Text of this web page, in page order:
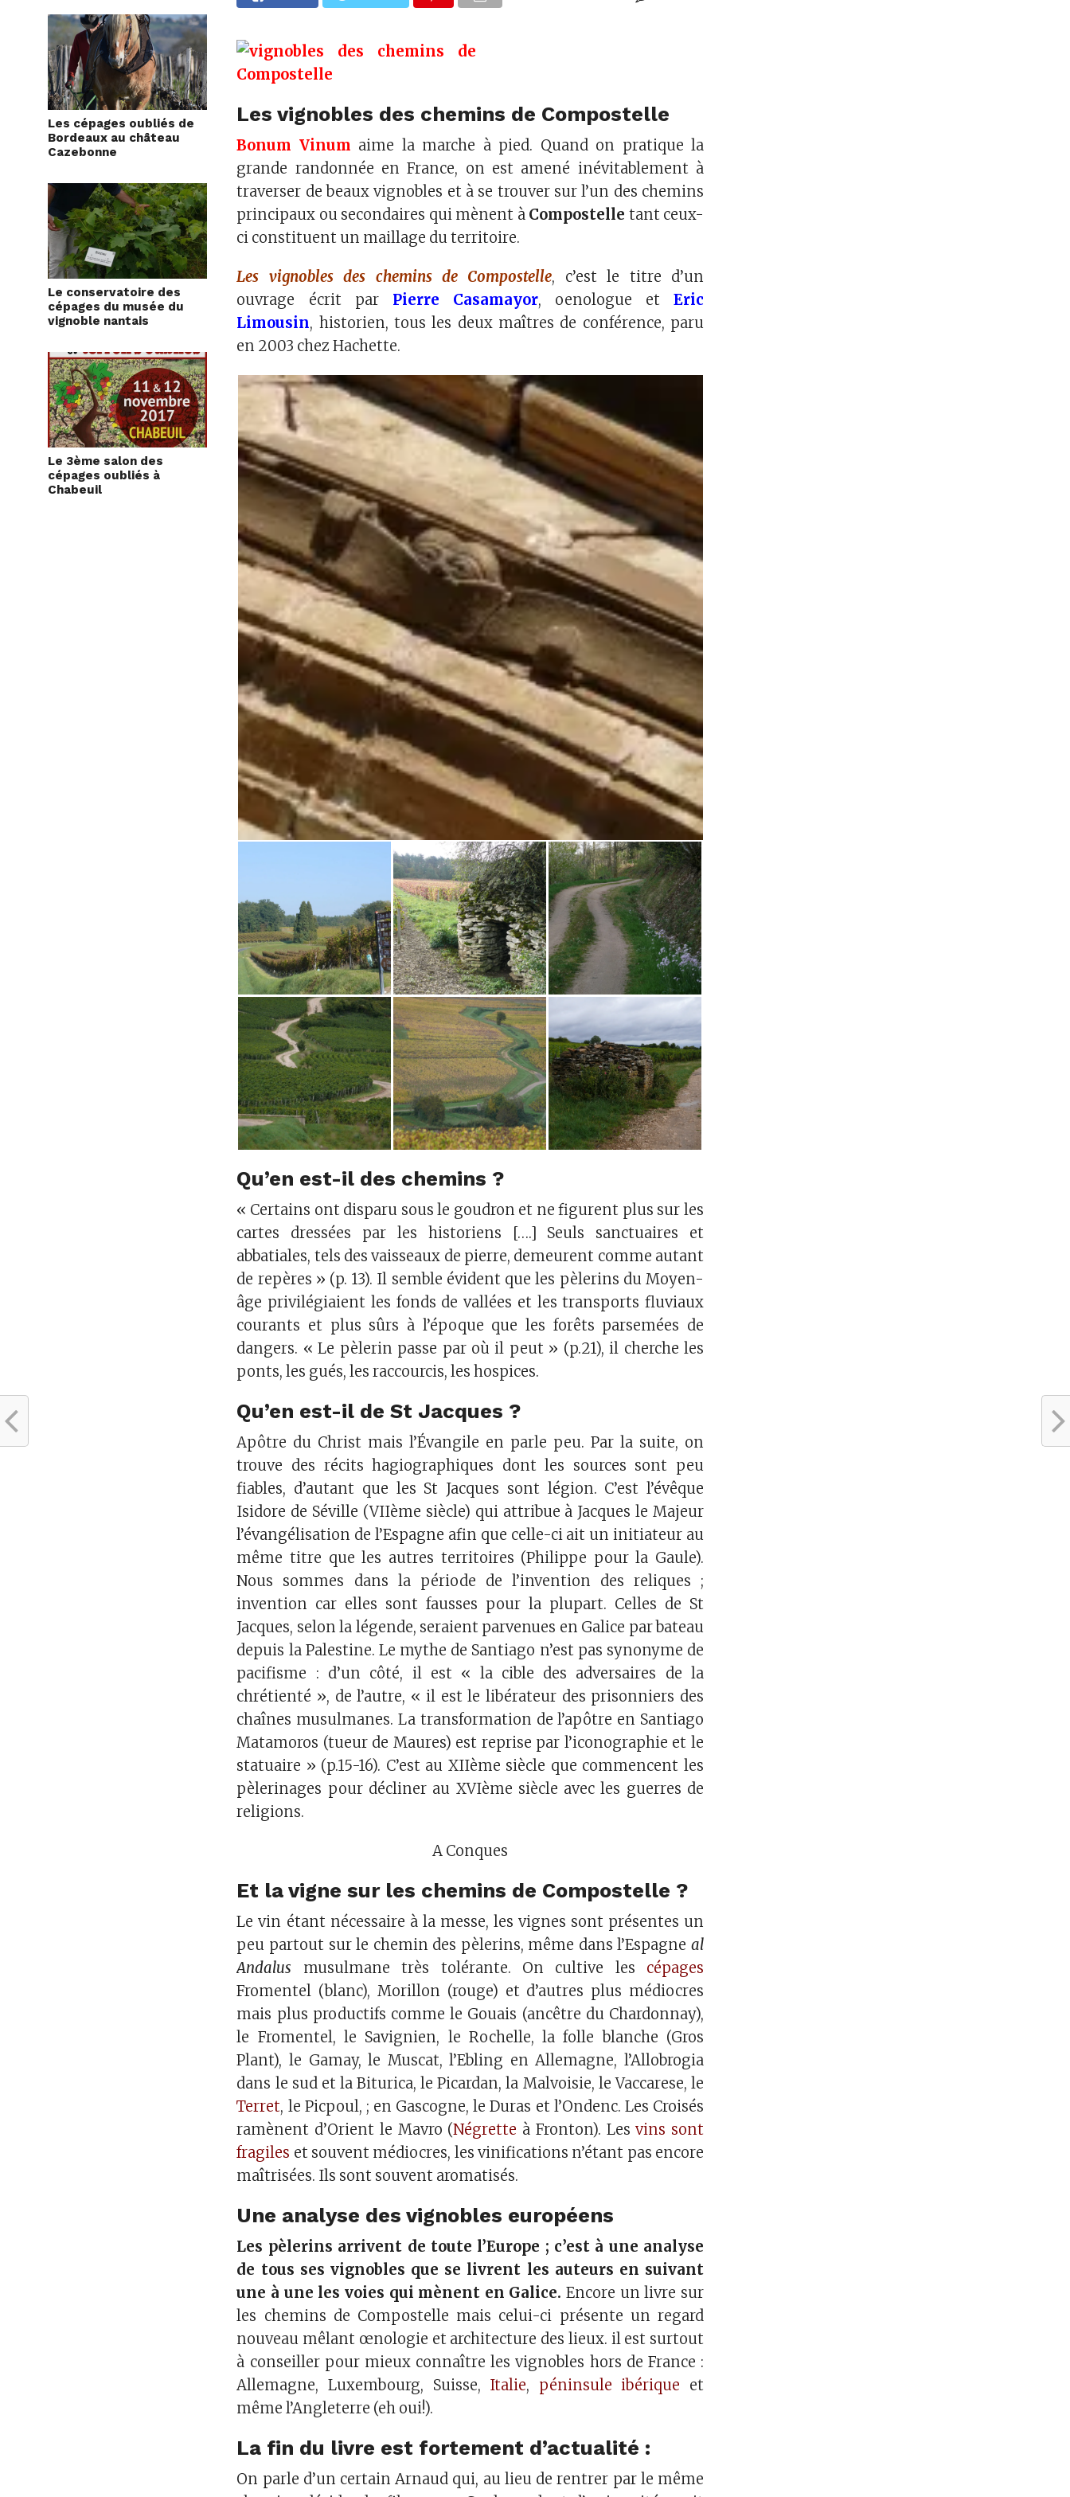
Les cépages oubliés de
Bordeaux au château
Cazebonne
Le conservatoire des
cépages du musée du
vignoble nantais
Le 3ème salon des
cépages oubliés à
Chabeuil
Les vignobles des chemins de Compostelle
Bonum Vinum aime la marche à pied. Quand on pratique la
grande randonnée en France, on est amené inévitablement à
traverser de beaux vignobles et à se trouver sur l’un des chemins
principaux ou secondaires qui mènent à Compostelle tant ceux-
ci constituent un maillage du territoire.
Les vignobles des chemins de Compostelle, c’est le titre d’un
ouvrage écrit par Pierre Casamayor, oenologue et Eric
Limousin, historien, tous les deux maîtres de conférence, paru
en 2003 chez Hachette.
Qu’en est-il des chemins ?
« Certains ont disparu sous le goudron et ne figurent plus sur les
cartes dressées par les historiens [….] Seuls sanctuaires et
abbatiales, tels des vaisseaux de pierre, demeurent comme autant
de repères » (p. 13). Il semble évident que les pèlerins du Moyen-
âge privilégiaient les fonds de vallées et les transports fluviaux
courants et plus sûrs à l’époque que les forêts parsemées de
dangers. « Le pèlerin passe par où il peut » (p.21), il cherche les
ponts, les gués, les raccourcis, les hospices.
Qu’en est-il de St Jacques ?
Apôtre du Christ mais l’Évangile en parle peu. Par la suite, on
trouve des récits hagiographiques dont les sources sont peu
fiables, d’autant que les St Jacques sont légion. C’est l’évêque
Isidore de Séville (VIIème siècle) qui attribue à Jacques le Majeur
l’évangélisation de l’Espagne afin que celle-ci ait un initiateur au
même titre que les autres territoires (Philippe pour la Gaule).
Nous sommes dans la période de l’invention des reliques ;
invention car elles sont fausses pour la plupart. Celles de St
Jacques, selon la légende, seraient parvenues en Galice par bateau
depuis la Palestine. Le mythe de Santiago n’est pas synonyme de
pacifisme : d’un côté, il est « la cible des adversaires de la
chrétienté », de l’autre, « il est le libérateur des prisonniers des
chaînes musulmanes. La transformation de l’apôtre en Santiago
Matamoros (tueur de Maures) est reprise par l’iconographie et le
statuaire » (p.15-16). C’est au XIIème siècle que commencent les
pèlerinages pour décliner au XVIème siècle avec les guerres de
religions.
A Conques
Et la vigne sur les chemins de Compostelle ?
Le vin étant nécessaire à la messe, les vignes sont présentes un
peu partout sur le chemin des pèlerins, même dans l’Espagne al
Andalus musulmane très tolérante. On cultive les cépages
Fromentel (blanc), Morillon (rouge) et d’autres plus médiocres
mais plus productifs comme le Gouais (ancêtre du Chardonnay),
le Fromentel, le Savignien, le Rochelle, la folle blanche (Gros
Plant), le Gamay, le Muscat, l’Ebling en Allemagne, l’Allobrogia
dans le sud et la Biturica, le Picardan, la Malvoisie, le Vaccarese, le
Terret, le Picpoul, ; en Gascogne, le Duras et l’Ondenc. Les Croisés
ramènent d’Orient le Mavro (Négrette à Fronton). Lesvins sont
fragiles et souvent médiocres, les vinifications n’étant pas encore
maîtrisées. Ils sont souvent aromatisés.
Une analyse des vignobles européens
Les pèlerins arrivent de toute l’Europe ; c’est à une analyse
de tous ses vignobles que se livrent les auteurs en suivant
une à une les voies qui mènent en Galice. Encore un livre sur
les chemins de Compostelle mais celui-ci présente un regard
nouveau mêlant œnologie et architecture des lieux. il est surtout
à conseiller pour mieux connaître les vignobles hors de France :
Allemagne, Luxembourg, Suisse, Italie, péninsule ibérique et
même l’Angleterre (eh oui!).
La fin du livre est fortement d’actualité :
On parle d’un certain Arnaud qui, au lieu de rentrer par le même